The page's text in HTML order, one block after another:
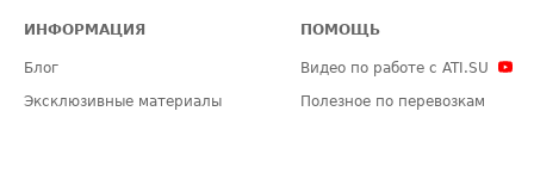
ИНФОРМАЦИЯ
Блог
Эксклюзивные материалы
ПОМОЩЬ
Видео по работе с ATI.SU
Полезное по перевозкам